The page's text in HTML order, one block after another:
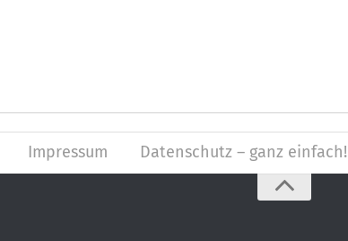
Impressum Datenschutz – ganz einfach!